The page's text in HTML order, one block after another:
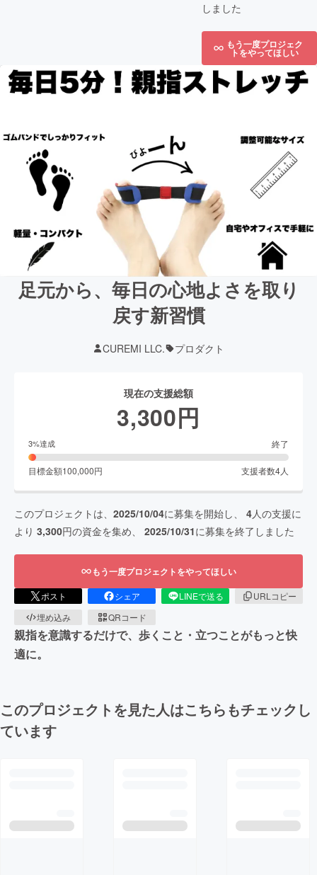
しました
もう一度プロジェク
トをやってほしい
足元から、毎日の心地よさを取り
戻す新習慣
CUREMI LLC. プロダクト
現在の支援総額
3,300円
3%達成 終了
目標金額100,000円 支援者数4人
このプロジェクトは、 2025/10/04に募集を開始し、 4人の支援に
より 3,300円の資金を集め、 2025/10/31に募集を終了しました
もう一度プロジェクトをやってほしい
ポスト シェア LINEで送る
URLコピー
埋め込み
QRコード
親指を意識するだけで、歩くこと・立つことがもっと快
適に。
このプロジェクトを見た人はこちらもチェックし
ています